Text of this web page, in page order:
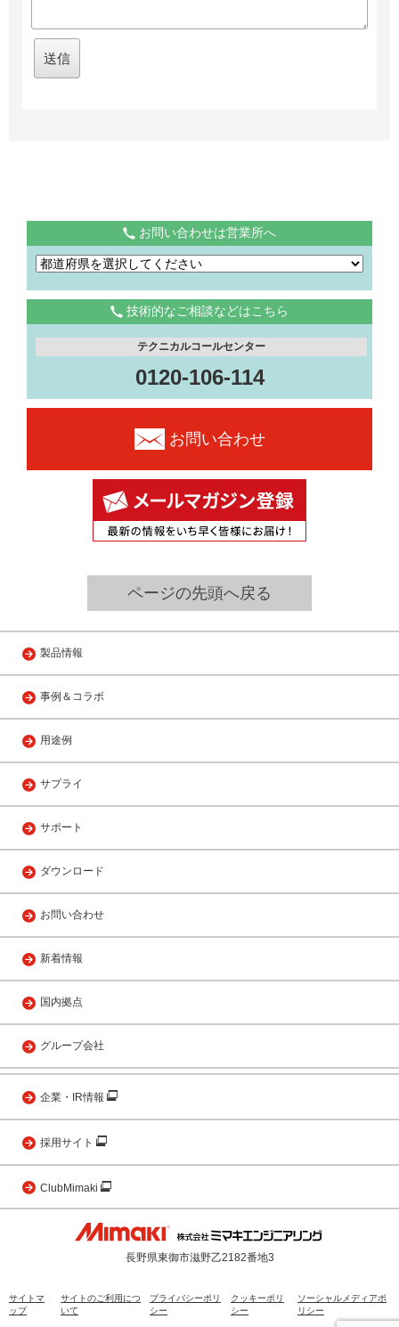
お問い合わせは営業所へ
技術的なご相談などはこちら
テクニカルコールセンター
0120-106-114
お問い合わせ
ページの先頭へ戻る
製品情報
事例＆コラボ
用途例
サプライ
サポート
ダウンロード
お問い合わせ
新着情報
国内拠点
グループ会社
企業・IR情報
採用サイト
ClubMimaki
長野県東御市滋野乙2182番地3
サイトマ
ップ
サイトのご利用につ
いて
プライバシーポリ
シー
クッキーポリ
シー
ソーシャルメディアポ
リシー